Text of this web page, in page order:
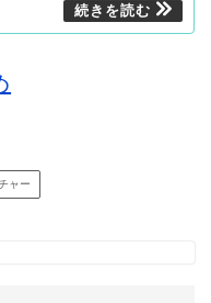
ャー